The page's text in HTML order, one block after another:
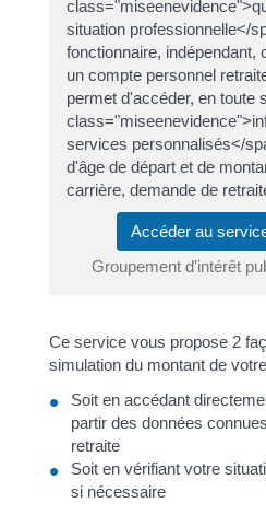
situation professionnelle</
fonctionnaire, indépendant,
un compte personnel
permet d'accéder, en toute
services personnalisés</
d'âge de départ et de
carrière, demande de
Accéder au
Groupement d'intérêt
Ce service vous propose 2
simulation du montant de
Soit en accédant
partir des données
retraite
Soit en vérifiant votre
si nécessaire